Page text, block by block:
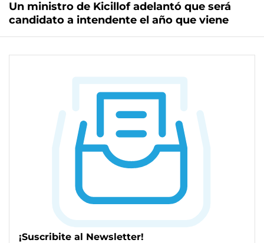
Un ministro de Kicillof adelantó que será
candidato a intendente el año que viene
¡Suscribite al Newsletter!